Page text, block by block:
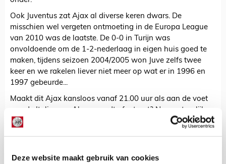
Deze website maakt gebruik van cookies
Ook Juventus zat Ajax al diverse keren dwars. De
misschien wel vergeten ontmoeting in de Europa League
van 2010 was de laatste. De 0-0 in Turijn was
onvoldoende om de 1-2-nederlaag in eigen huis goed te
maken, tijdens seizoen 2004/2005 won Juve zelfs twee
keer en we rakelen liever niet meer op wat er in 1996 en
1997 gebeurde...
Maakt dit Ajax kansloos vanaf 21.00 uur als aan de voet
van de Italiaanse Alpen wordt afgetrapt? Nee, natuurlijk
niet! Bedenk eventjes dat Ajax zes keer op rij kansloos had